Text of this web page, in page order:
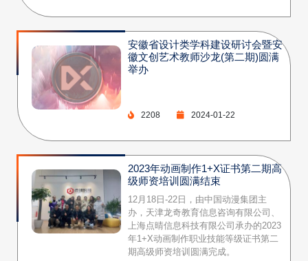
安徽省设计类学科建设研讨会暨安
徽文创艺术教师沙龙(第二期)圆满
举办
2208 2024-01-22
2023年动画制作1+X证书第二期高
级师资培训圆满结束
12月18日-22日，由中国动漫集团主
办，天津龙奇教育信息咨询有限公司、
上海点晴信息科技有限公司承办的2023
年1+X动画制作职业技能等级证书第二
期高级师资培训圆满完成。